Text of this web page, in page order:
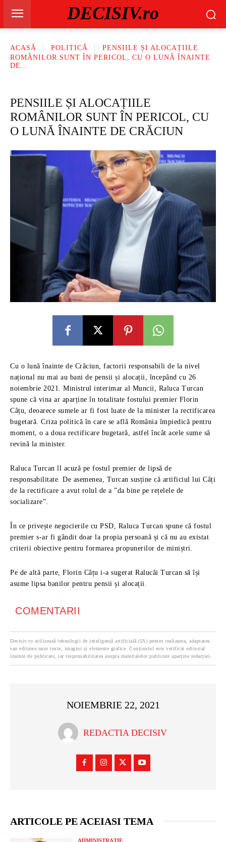
DECISIV.ro
ACASĂ POLITICĂ
PENSIILE ȘI ALOCAȚIILE
ROMÂNILOR SUNT ÎN PERICOL, CU O LUNĂ ÎNAINTE
DE...
PENSIILE ȘI ALOCAȚIILE
ROMÂNILOR SUNT ÎN PERICOL, CU
O LUNĂ ÎNAINTE DE CRĂCIUN
Cu o lună înainte de Crăciun, factorii responsabili de la nivel
național nu mai au bani de pensii și alocații, începând cu 26
noiembrie 2021. Ministrul interimar al Muncii, Raluca Turcan
spune că vina ar aparține în totalitate fostului premier Florin
Câțu, deoarece sumele ar fi fost luate de la minister la rectificarea
bugetară. Criza politică în care se află România împiedică pentru
moment, o a doua rectificare bugetară, astfel încât acele sume să
revină la minister.
Raluca Turcan îl acuză pe fostul premier de lipsă de
responsabilitate. De asemenea, Turcan susține că artificiul lui Câți
de la rectificare a avut rolul de a ”da bine pe rețelele de
socializare”.
În ce privește negocierile cu PSD, Raluca Turcan spune că fostul
premier s-ar fi gândit doar la propia persoană și că nu au existat
criterii obiective pentru formarea propunerilor de miniștri.
Pe de altă parte, Florin Câțu i-a sugerat Ralucăi Turcan să își
asume lipsa banilor pentru pensii și alocații.
COMENTARII
Decisiv.ro utilizează tehnologii de inteligență artificială (IA) pentru realizarea, adaptarea
sau editarea unor texte, imagini și elemente grafice. Conținutul este verificat editorial
înainte de publicare, iar responsabilitatea asupra materialelor publicate aparține redacției.
NOIEMBRIE 22, 2021
REDACTIA DECISIV
ARTICOLE PE ACEIASI TEMA
ADMINISTRAȚIE